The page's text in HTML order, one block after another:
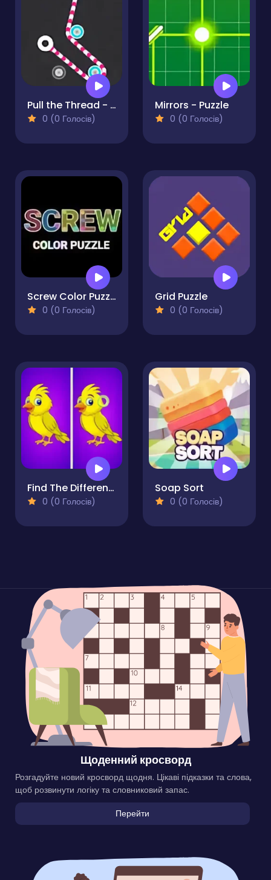
Pull the Thread - Puzzle
0 (0 Голосів)
Mirrors - Puzzle
0 (0 Голосів)
Screw Color Puzzle
0 (0 Голосів)
Grid Puzzle
0 (0 Голосів)
Find The Differences - Find It
0 (0 Голосів)
Soap Sort
0 (0 Голосів)
Щоденний кросворд
Розгадуйте новий кросворд щодня. Цікаві підказки та слова,
щоб розвинути логіку та словниковий запас.
Перейти